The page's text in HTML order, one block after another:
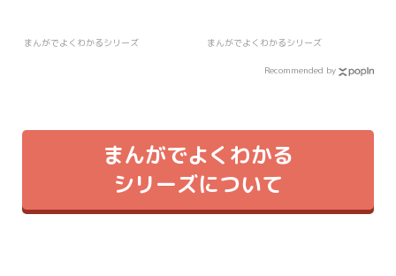
まんがでよくわかるシリーズ まんがでよくわかるシリーズ
Recommended by
まんがでよくわかる
シリーズについて